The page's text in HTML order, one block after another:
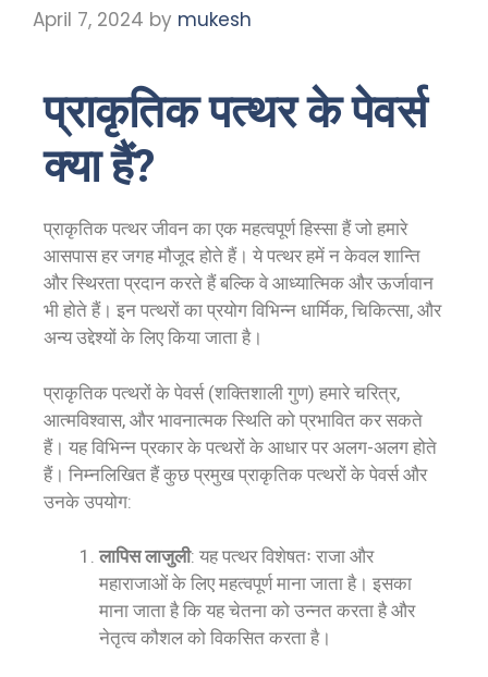
April 7, 2024 by mukesh
प्राकृतिक पत्थर के पेवर्स
क्या हैं?
प्राकृतिक पत्थर जीवन का एक महत्वपूर्ण हिस्सा हैं जो हमारे
आसपास हर जगह मौजूद होते हैं। ये पत्थर हमें न केवल शान्ति
और स्थिरता प्रदान करते हैं बल्कि वे आध्यात्मिक और ऊर्जावान
भी होते हैं। इन पत्थरों का प्रयोग विभिन्न धार्मिक, चिकित्सा, और
अन्य उद्देश्यों के लिए किया जाता है।
प्राकृतिक पत्थरों के पेवर्स (शक्तिशाली गुण) हमारे चरित्र,
आत्मविश्वास, और भावनात्मक स्थिति को प्रभावित कर सकते
हैं। यह विभिन्न प्रकार के पत्थरों के आधार पर अलग-अलग होते
हैं। निम्नलिखित हैं कुछ प्रमुख प्राकृतिक पत्थरों के पेवर्स और
उनके उपयोग:
लापिस लाजुली: यह पत्थर विशेषतः राजा और
महाराजाओं के लिए महत्वपूर्ण माना जाता है। इसका
माना जाता है कि यह चेतना को उन्नत करता है और
नेतृत्व कौशल को विकसित करता है।